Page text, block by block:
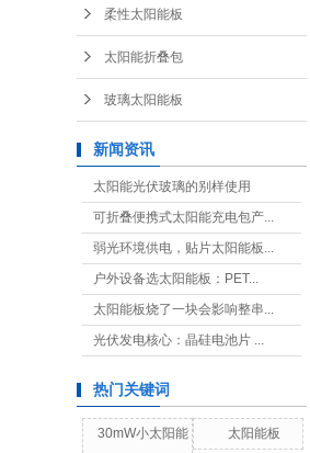
柔性太阳能板
太阳能折叠包
玻璃太阳能板
新闻资讯
太阳能光伏玻璃的别样使用
可折叠便携式太阳能充电包产...
弱光环境供电，贴片太阳能板...
户外设备选太阳能板：PET...
太阳能板烧了一块会影响整串...
光伏发电核心：晶硅电池片 ...
热门关键词
30mW小太阳能
太阳能板